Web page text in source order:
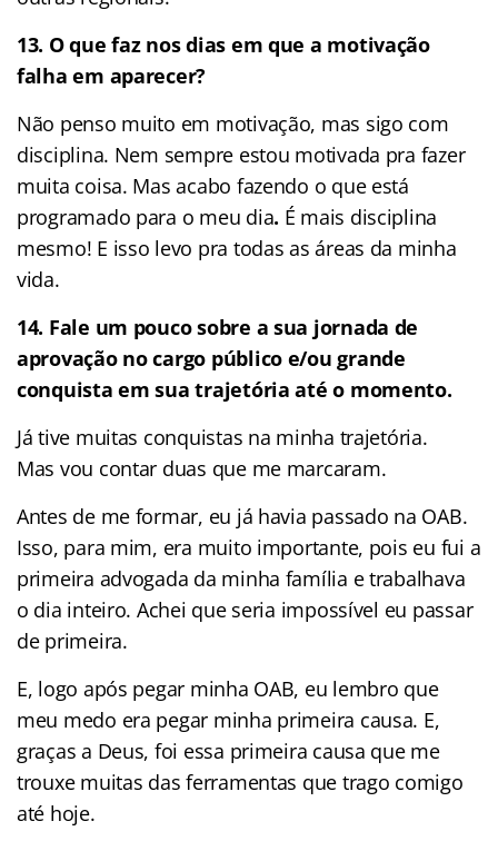
13. O que faz nos dias em que a motivação
falha em aparecer?
Não penso muito em motivação, mas sigo com
disciplina. Nem sempre estou motivada pra fazer
muita coisa. Mas acabo fazendo o que está
programado para o meu dia. É mais disciplina
mesmo! E isso levo pra todas as áreas da minha
vida.
14. Fale um pouco sobre a sua jornada de
aprovação no cargo público e/ou grande
conquista em sua trajetória até o momento.
Já tive muitas conquistas na minha trajetória.
Mas vou contar duas que me marcaram.
Antes de me formar, eu já havia passado na OAB.
Isso, para mim, era muito importante, pois eu fui a
primeira advogada da minha família e trabalhava
o dia inteiro. Achei que seria impossível eu passar
de primeira.
E, logo após pegar minha OAB, eu lembro que
meu medo era pegar minha primeira causa. E,
graças a Deus, foi essa primeira causa que me
trouxe muitas das ferramentas que trago comigo
até hoje.